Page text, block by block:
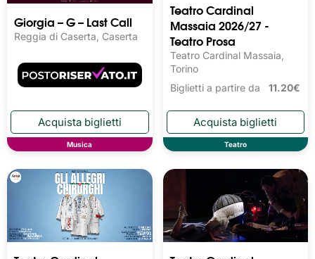
Giorgia – G – Last Call
Reggia di Caserta, Caserta
Musica
Teatro Cardinal
Massaia 2026/27 -
Teatro Prosa
Teatro Cardinal Massaia,
Torino
Biglietti a partire da 11.20€
Teatro